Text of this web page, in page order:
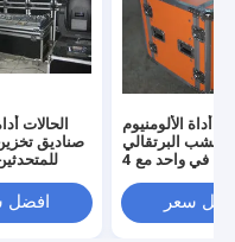
الحالات
صناديق
افضل
أداة الألومنيوم
الخشب البرتقالي
2 في واحد مع 4
سعر